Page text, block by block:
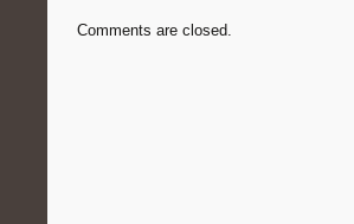
Comments are closed.